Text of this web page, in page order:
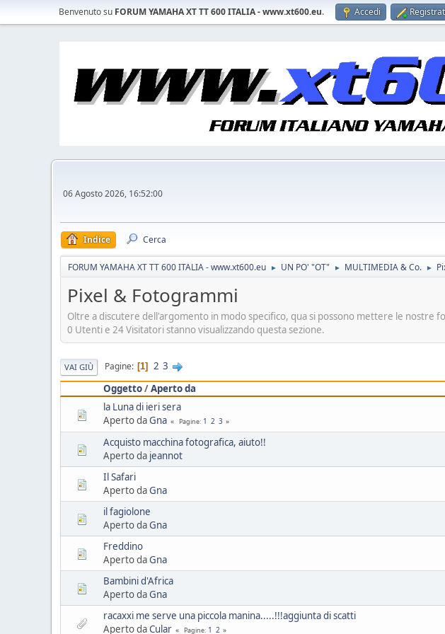
Benvenuto su FORUM YAMAHA XT TT 600 ITALIA - www.xt600.eu. Accedi
06 Agosto 2026, 16:52:00
Indice Cerca
FORUM YAMAHA XT TT 600 ITALIA - www.xt600.eu ► UN PO' "OT" ► MULTIMEDIA & Co. ►
Pixel & Fotogrammi
Oltre a discutere dell'argomento in modo specifico, qua si possono mettere le nostre
0 Utenti e 24 Visitatori stanno visualizzando questa sezione.
VAI GIÙ Pagine 1 2 3
Oggetto/Aperto da
la Luna di ieri sera
Aperto daGna Pagine 1 2 3
Acquisto macchina fotografica, aiuto!!
Aperto da jeannot
Il Safari
Aperto daGna
il fagiolone
Aperto daGna
Freddino
Aperto daGna
Bambini d'Africa
Aperto daGna
racaxxi me serve una piccola manina.....!!!aggiunta di scatti
Aperto daCular Pagine 1 2